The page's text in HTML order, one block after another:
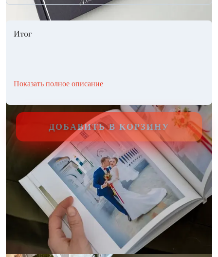
Итог
Показать полное описание
ДОБАВИТЬ В КОРЗИНУ
Другие стили фотокниг